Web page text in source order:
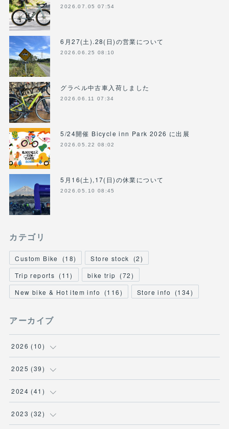
2026.07.05 07:54
6月27(土).28(日)の営業について
2026.06.25 08:10
グラベル中古車入荷しました
2026.06.11 07:34
5/24開催 Bicycle inn Park 2026 に出展
2026.05.22 08:02
5月16(土),17(日)の休業について
2026.05.10 08:45
カテゴリ
Custom Bike (18) Store stock (2)
Trip reports (11) bike trip (72)
New bike & Hot item info
(116) Store info (134)
アーカイブ
2026 (10)
(1)
( 2 )
(3)
2025 (39)
(2 )
(2)
2024 (41 )
(6)
2023 (32)